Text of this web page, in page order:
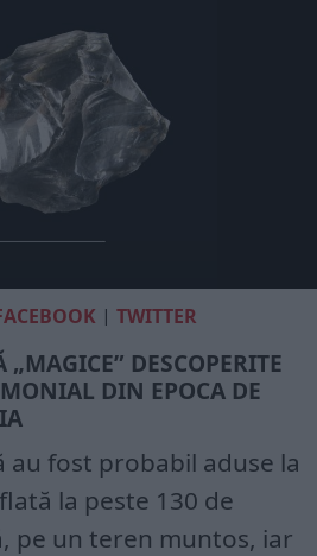
|TWITTER
„MAGICE” DESCOPERITE
DIN EPOCA DE
au fost probabil aduse la
la peste 130 de
pe un teren muntos, iar